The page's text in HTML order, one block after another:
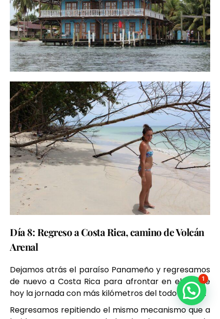
Día 8: Regreso a Costa Rica, camino de Volcán
Arenal
Dejamos atrás el paraíso Panameño y regresamos
de nuevo a Costa Rica para afrontar en el día de
hoy la jornada con más kilómetros del todo el viaje.
Regresamos repitiendo el mismo mecanismo que a
1